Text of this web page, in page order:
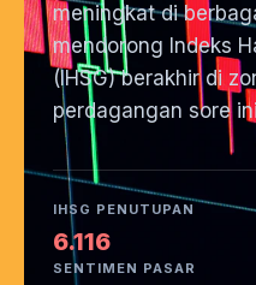
meningkat di
mendorong Indeks
(IHSG) berakhir di
perdagangan sore
IHSG PENUTUPAN
6.116
SENTIMEN PASAR